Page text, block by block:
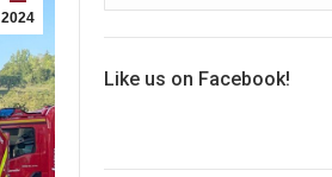
2024
Like us on Facebook!